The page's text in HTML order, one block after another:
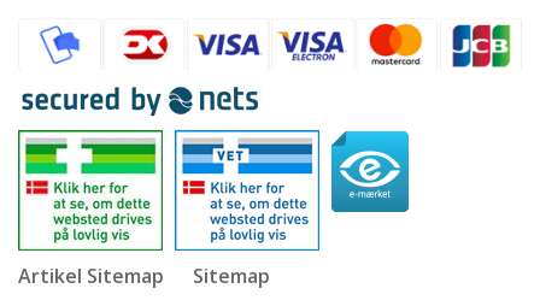
Artikel Sitemap Sitemap